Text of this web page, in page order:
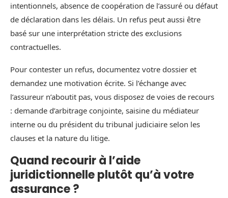
intentionnels, absence de coopération de l’assuré ou défaut
de déclaration dans les délais. Un refus peut aussi être
basé sur une interprétation stricte des exclusions
contractuelles.
Pour contester un refus, documentez votre dossier et
demandez une motivation écrite. Si l’échange avec
l’assureur n’aboutit pas, vous disposez de voies de recours
: demande d’arbitrage conjointe, saisine du médiateur
interne ou du président du tribunal judiciaire selon les
clauses et la nature du litige.
Quand recourir à l’aide
juridictionnelle plutôt qu’à votre
assurance ?